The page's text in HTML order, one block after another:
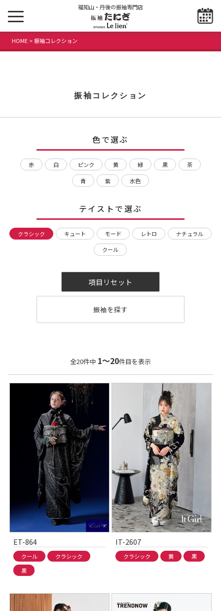
福知山・丹後の振袖専門店
HOME > 振袖コレクション
振袖コレクション
色で選ぶ
赤 白 ピンク 黄 緑 黒 茶
青 紫 水色
テイストで選ぶ
クラシック キュート モード レトロ ナチュラル
クール
項目リセット
全20件中 1〜20件目を表示
ET-864
クール
クラシック
黒
IT-2607
クラシック 黄 黒